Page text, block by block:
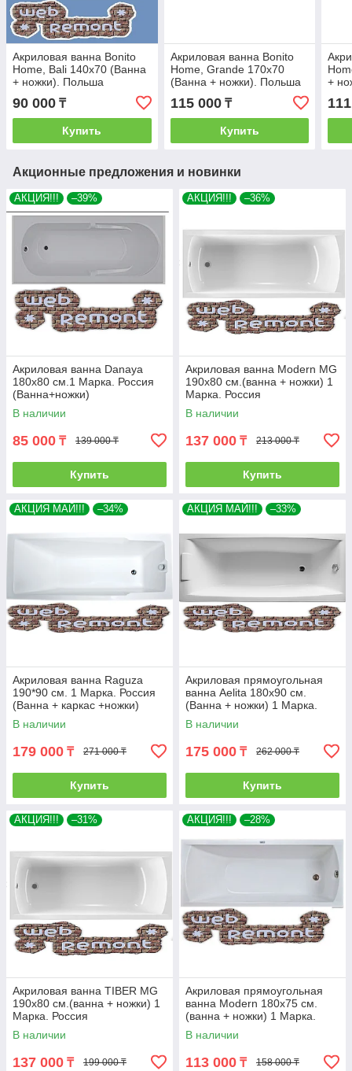
Акриловая ванна Bonito
Home, Bali 140x70 (Ванна
+ ножки). Польша
90 000 ₸
Купить
Акриловая ванна Bonito
Home, Grande 170x70
(Ванна + ножки). Польша
115 000₸
Купить
+
Акционные предложения и новинки
АКЦИЯ!!! –39%
Акриловая ванна Danaya
180x80 см.1 Марка. Россия
(Ванна+ножки)
В наличии
85 000 ₸ 139 000 ₸
Купить
АКЦИЯ!!! –36%
Акриловая ванна Modern MG
190х80 см.(ванна + ножки) 1
Марка. Россия
В наличии
137 000 ₸ 213 000 ₸
Купить
АКЦИЯ МАЙ!!! –34%
Акриловая ванна Raguza
190*90 см. 1 Марка. Россия
(Ванна + каркас +ножки)
В наличии
179 000 ₸ 271 000 ₸
Купить
АКЦИЯ МАЙ!!! –33%
Акриловая прямоугольная
ванна Aelita 180х90 см.
(Ванна + ножки) 1 Марка.
Россия
В наличии
175 000 ₸ 262 000 ₸
Купить
АКЦИЯ!!! –31%
Акриловая ванна TIBER MG
190х80 см.(ванна + ножки) 1
Марка. Россия
В наличии
137 000 ₸ 199 000 ₸
АКЦИЯ!!! –28%
Акриловая прямоугольная
ванна Modern 180х75 см.
(ванна + ножки) 1 Марка.
Россия
В наличии
113 000 ₸ 158 000 ₸